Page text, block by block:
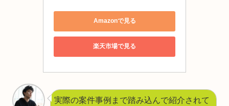
Amazonで見る
楽天市場で見る
実際の案件事例まで踏み込んで紹介されて